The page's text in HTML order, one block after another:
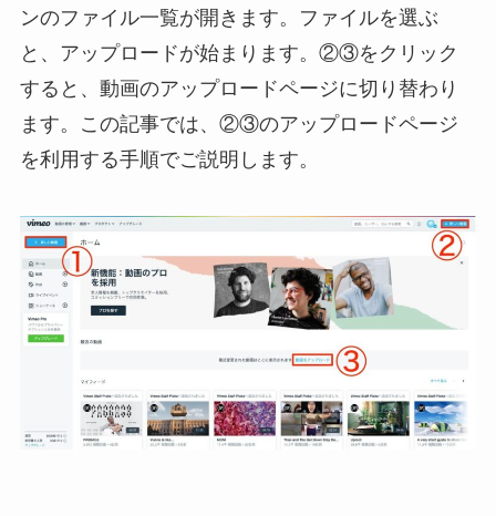
ンのファイル一覧が開きます。ファイルを選ぶ
と、アップロードが始まります。②③をクリック
すると、動画のアップロードページに切り替わり
ます。この記事では、②③のアップロードページ
を利用する手順でご説明します。